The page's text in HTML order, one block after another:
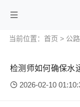
当前位置： 首页 > 公
检测师如何确保水
取样？
2026-02-10